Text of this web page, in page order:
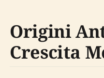
Origini
Crescita